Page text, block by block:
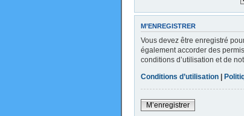
M’ENREGISTRER
Vous devez être enregistré
également accorder des
conditions d’utilisation et de
Conditions d’utilisation |
M’enregistrer